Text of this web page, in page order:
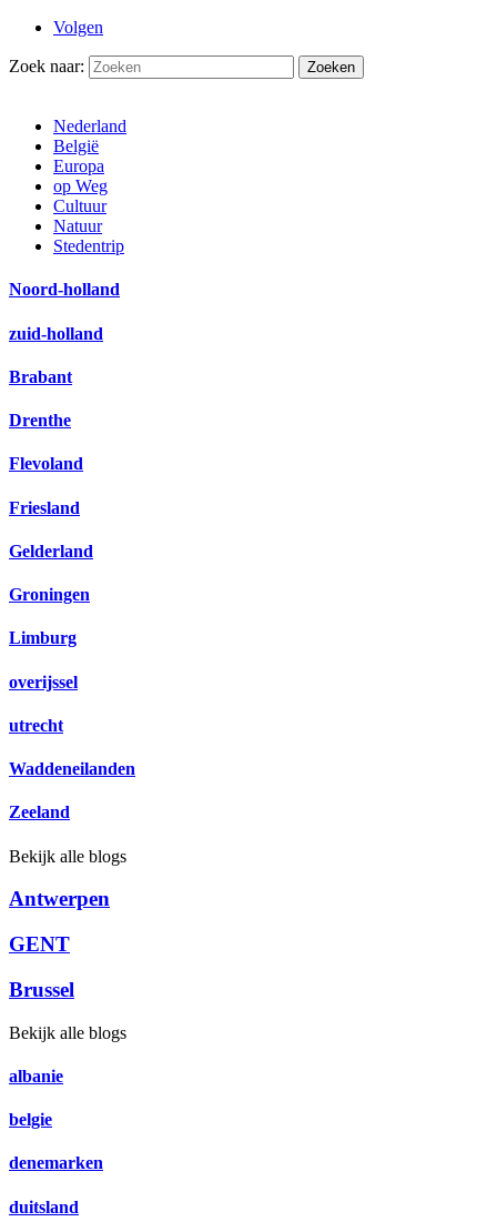
Volgen
Zoek naar:
Nederland
België
Europa
op Weg
Cultuur
Natuur
Stedentrip
Noord-holland
zuid-holland
Brabant
Drenthe
Flevoland
Friesland
Gelderland
Groningen
Limburg
overijssel
utrecht
Waddeneilanden
Zeeland
Bekijk alle blogs
Antwerpen
GENT
Brussel
Bekijk alle blogs
albanie
belgie
denemarken
duitsland